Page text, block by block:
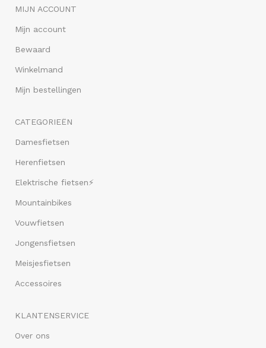
MIJN ACCOUNT
Mijn account
Bewaard
Winkelmand
Mijn bestellingen
CATEGORIEËN
Damesfietsen
Herenfietsen
Elektrische fietsen⚡
Mountainbikes
Vouwfietsen
Jongensfietsen
Meisjesfietsen
Accessoires
KLANTENSERVICE
Over ons